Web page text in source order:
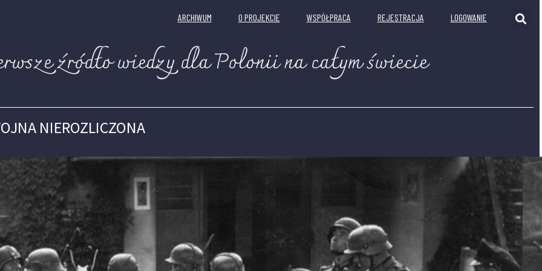
ARCHIWUM O PROJEKCIE WSPÓŁPRACA REJESTRACJA LOGOWANIE
źródło wiedzy dla Polonii na całym świecie
NIEROZLICZONA